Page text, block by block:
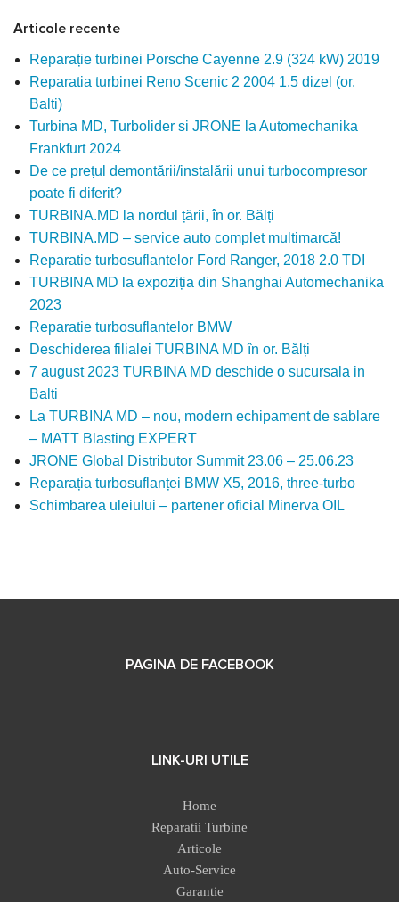
Articole recente
Reparație turbinei Porsche Cayenne 2.9 (324 kW) 2019
Reparatia turbinei Reno Scenic 2 2004 1.5 dizel (or.
Balti)
Turbina MD, Turbolider si JRONE la Automechanika
Frankfurt 2024
De ce prețul demontării/instalării unui turbocompresor
poate fi diferit?
TURBINA.MD la nordul țării, în or. Bălți
TURBINA.MD – service auto complet multimarcă!
Reparatie turbosuflantelor Ford Ranger, 2018 2.0 TDI
TURBINA MD la expoziția din Shanghai Automechanika
2023
Reparatie turbosuflantelor BMW
Deschiderea filialei TURBINA MD în or. Bălți
7 august 2023 TURBINA MD deschide o sucursala in
Balti
La TURBINA MD – nou, modern echipament de sablare
– MATT Blasting EXPERT
JRONE Global Distributor Summit 23.06 – 25.06.23
Reparația turbosuflanței BMW X5, 2016, three-turbo
Schimbarea uleiului – partener oficial Minerva OIL
PAGINA DE FACEBOOK
LINK-URI UTILE
Home
Reparatii Turbine
Articole
Auto-Service
Garantie